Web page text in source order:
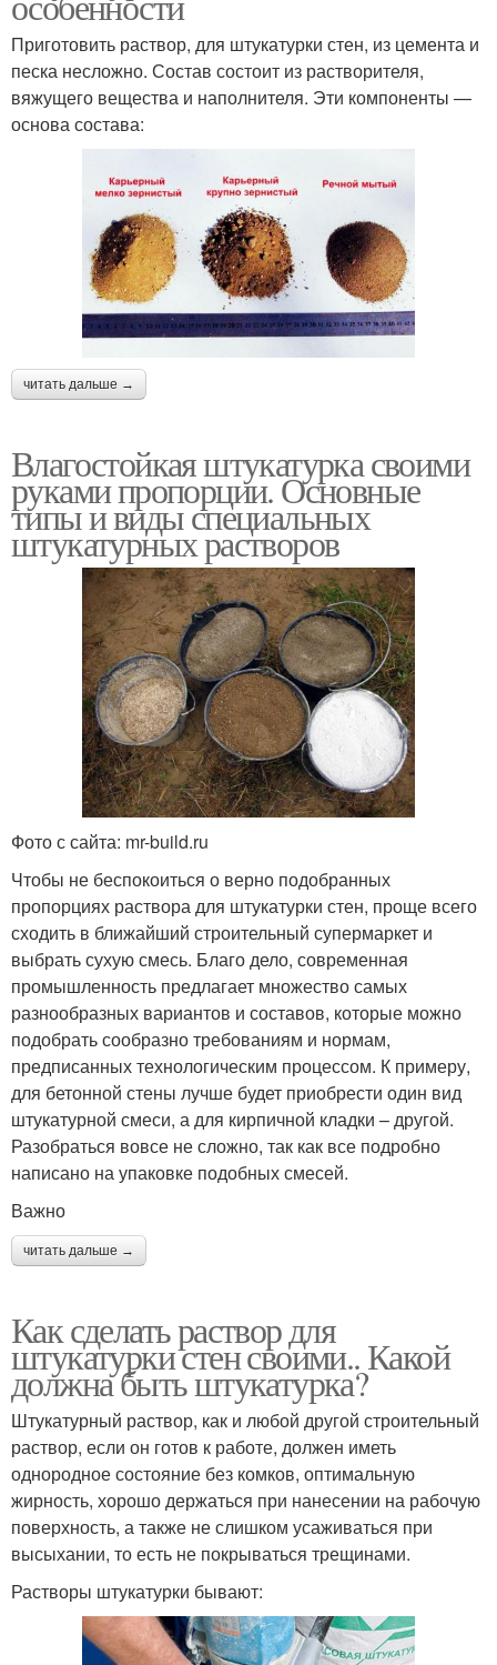
Приготовить раствор, для штукатурки стен, из цемента и
песка несложно. Состав состоит из растворителя,
вяжущего вещества и наполнителя. Эти компоненты —
основа состава:
читать дальше →
Влагостойкая штукатурка своими
руками пропорции. Основные
типы и виды специальных
штукатурных растворов
Фото с сайта: mr-build.ru
Чтобы не беспокоиться о верно подобранных
пропорциях раствора для штукатурки стен, проще всего
сходить в ближайший строительный супермаркет и
выбрать сухую смесь. Благо дело, современная
промышленность предлагает множество самых
разнообразных вариантов и составов, которые можно
подобрать сообразно требованиям и нормам,
предписанных технологическим процессом. К примеру,
для бетонной стены лучше будет приобрести один вид
штукатурной смеси, а для кирпичной кладки – другой.
Разобраться вовсе не сложно, так как все подробно
написано на упаковке подобных смесей.
Важно
читать дальше →
Как сделать раствор для
штукатурки стен своими.. Какой
должна быть штукатурка?
Штукатурный раствор, как и любой другой строительный
раствор, если он готов к работе, должен иметь
однородное состояние без комков, оптимальную
жирность, хорошо держаться при нанесении на рабочую
поверхность, а также не слишком усаживаться при
высыхании, то есть не покрываться трещинами.
Растворы штукатурки бывают: